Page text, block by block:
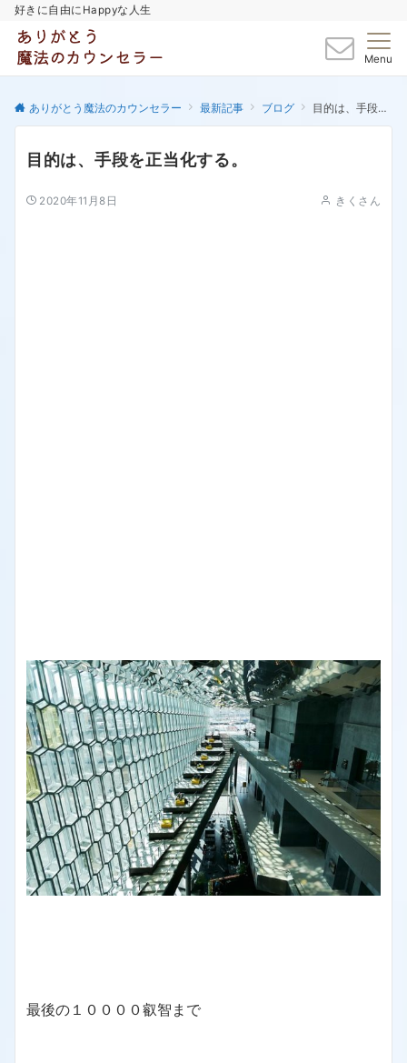
好きに自由にHappyな人生
Menu
ありがとう魔法のカウンセラー 最新記事 ブログ 目的は、手段を正当化する。
目的は、手段を正当化する。
2020年11月8日 きくさん
最後の１００００叡智まで